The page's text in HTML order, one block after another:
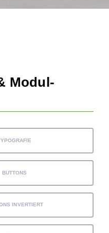
Modul-
BUTTONS
INVERTIERT